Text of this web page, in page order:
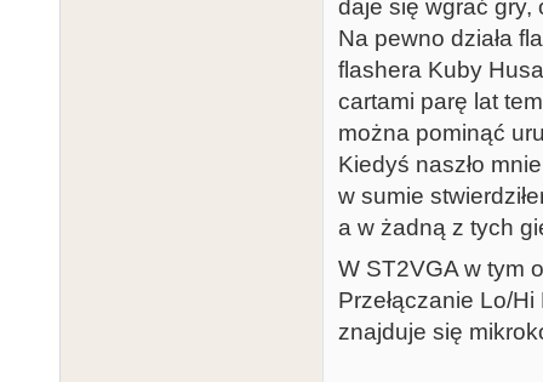
daje się wgrać gry,
Na pewno działa
flashera Kuby
cartami parę lat
można pominąć
Kiedyś naszło
w sumie
a w żadną z tych
W ST2VGA w tym
Przełączanie Lo/
znajduje się